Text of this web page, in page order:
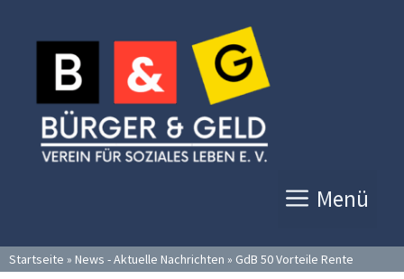
Inhalt
springen
Menü
Startseite » News - Aktuelle Nachrichten » GdB 50 Vorteile Rente